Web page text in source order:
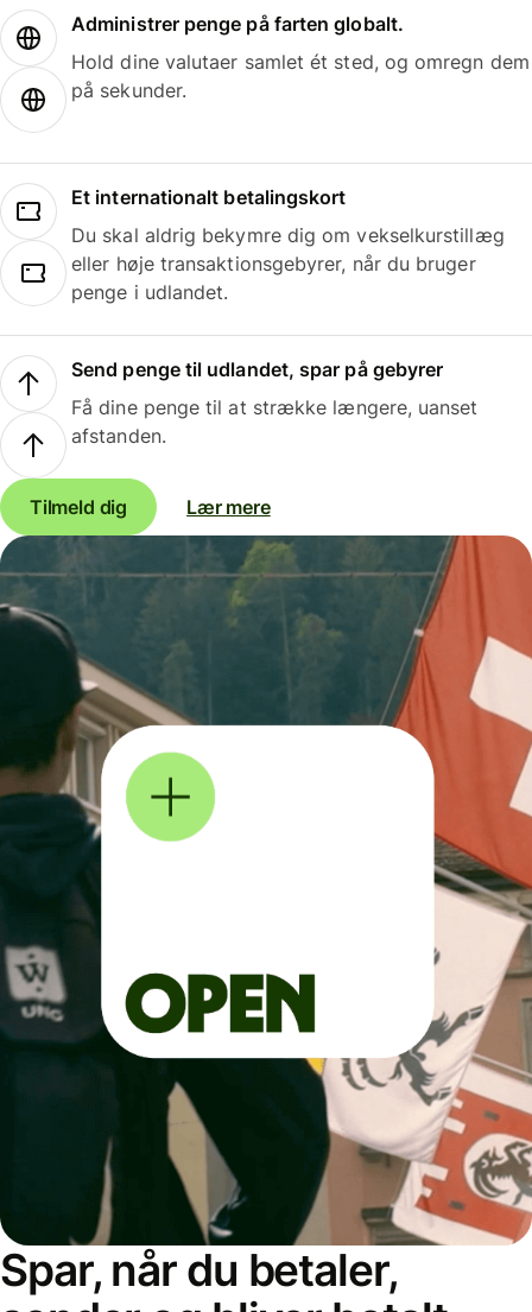
Administrer penge på farten globalt.
Hold dine valutaer samlet ét sted, og omregn dem
på sekunder.
Et internationalt betalingskort
Du skal aldrig bekymre dig om vekselkurstillæg
eller høje transaktionsgebyrer, når du bruger
penge i udlandet.
Send penge til udlandet, spar på gebyrer
Få dine penge til at strække længere, uanset
afstanden.
Tilmeld dig Lær mere
Spar, når du betaler,